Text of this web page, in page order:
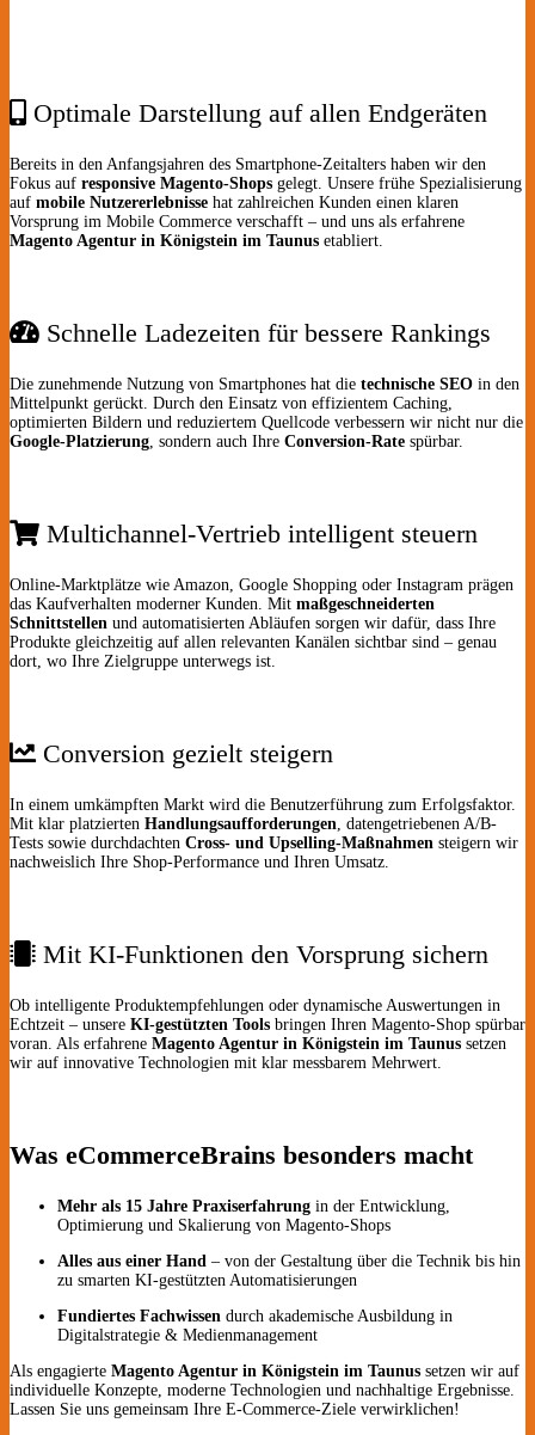
Optimale Darstellung auf allen Endgeräten
Bereits in den Anfangsjahren des Smartphone-Zeitalters haben wir den
Fokus auf responsive Magento-Shops gelegt. Unsere frühe Spezialisierung
auf mobile Nutzererlebnisse hat zahlreichen Kunden einen klaren
Vorsprung im Mobile Commerce verschafft – und uns als erfahrene
Magento Agentur in Königstein im Taunus etabliert.
Schnelle Ladezeiten für bessere Rankings
Die zunehmende Nutzung von Smartphones hat die technische SEO in den
Mittelpunkt gerückt. Durch den Einsatz von effizientem Caching,
optimierten Bildern und reduziertem Quellcode verbessern wir nicht nur die
Google-Platzierung , sondern auch Ihre Conversion-Rate spürbar.
Multichannel-Vertrieb intelligent steuern
Online-Marktplätze wie Amazon, Google Shopping oder Instagram prägen
das Kaufverhalten moderner Kunden. Mit maßgeschneiderten
Schnittstellen und automatisierten Abläufen sorgen wir dafür, dass Ihre
Produkte gleichzeitig auf allen relevanten Kanälen sichtbar sind – genau
dort, wo Ihre Zielgruppe unterwegs ist.
Conversion gezielt steigern
In einem umkämpften Markt wird die Benutzerführung zum Erfolgsfaktor.
Mit klar platzierten Handlungsaufforderungen , datengetriebenen A/B-
Tests sowie durchdachten Cross- und Upselling-Maßnahmen steigern wir
nachweislich Ihre Shop-Performance und Ihren Umsatz.
Mit KI-Funktionen den Vorsprung sichern
Ob intelligente Produktempfehlungen oder dynamische Auswertungen in
Echtzeit – unsere KI-gestützten Tools bringen Ihren Magento-Shop spürbar
voran. Als erfahrene Magento Agentur in Königstein im Taunus setzen
wir auf innovative Technologien mit klar messbarem Mehrwert.
Was eCommerceBrains besonders macht
Mehr als 15 Jahre Praxiserfahrung in der Entwicklung,
Optimierung und Skalierung von Magento-Shops
Alles aus einer Hand – von der Gestaltung über die Technik bis hin
zu smarten KI-gestützten Automatisierungen
Fundiertes Fachwissen durch akademische Ausbildung in
Digitalstrategie & Medienmanagement
Als engagierte Magento Agentur in Königstein im Taunus setzen wir auf
individuelle Konzepte, moderne Technologien und nachhaltige Ergebnisse.
Lassen Sie uns gemeinsam Ihre E-Commerce-Ziele verwirklichen!